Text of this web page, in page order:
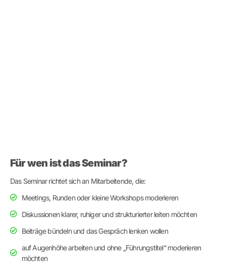
Für wen ist das Seminar?
Das Seminar richtet sich an Mitarbeitende, die:
Meetings, Runden oder kleine Workshops moderieren
Diskussionen klarer, ruhiger und strukturierter leiten möchten
Beiträge bündeln und das Gespräch lenken wollen
auf Augenhöhe arbeiten und ohne „Führungstitel“ moderieren
möchten